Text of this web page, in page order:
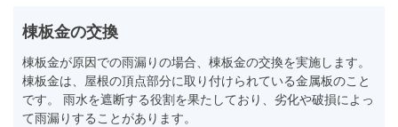
棟板金の交換
棟板金が原因での雨漏りの場合、棟板金の交換を実施します。
棟板金は、屋根の頂点部分に取り付けられている金属板のこと
です。 雨水を遮断する役割を果たしており、劣化や破損によっ
て雨漏りすることがあります。